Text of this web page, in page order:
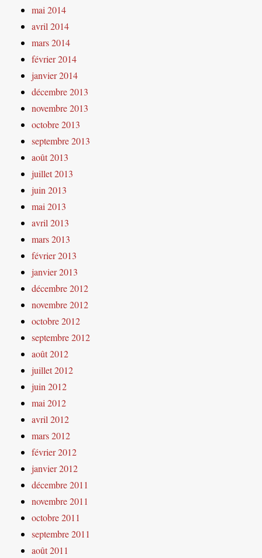
mai 2014
avril 2014
mars 2014
février 2014
janvier 2014
décembre 2013
novembre 2013
octobre 2013
septembre 2013
août 2013
juillet 2013
juin 2013
mai 2013
avril 2013
mars 2013
février 2013
janvier 2013
décembre 2012
novembre 2012
octobre 2012
septembre 2012
août 2012
juillet 2012
juin 2012
mai 2012
avril 2012
mars 2012
février 2012
janvier 2012
décembre 2011
novembre 2011
octobre 2011
septembre 2011
août 2011